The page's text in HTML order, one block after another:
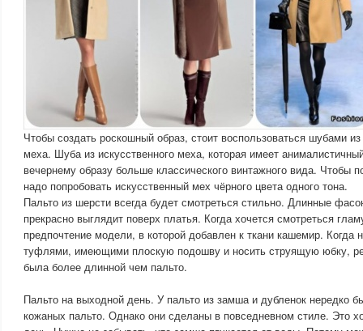
Чтобы создать роскошный образ, стоит воспользоваться шубами из
меха. Шуба из искусственного меха, которая имеет
вечернему образу больше классического винтажного вида. Чтобы
надо попробовать искусственный мех чёрного цвета одного тона.
Пальто из шерсти всегда будет смотреться стильно. Длинные
прекрасно выглядит поверх платья. Когда хочется смотреться
предпочтение модели, в которой добавлен к ткани кашемир. Когда
туфлями, имеющими плоскую подошву и носить струящую юбку,
была более длинной чем пальто.
Пальто на выходной день. У пальто из замша и дубленок нередко
кожаных пальто. Однако они сделаны в повседневном стиле. Это